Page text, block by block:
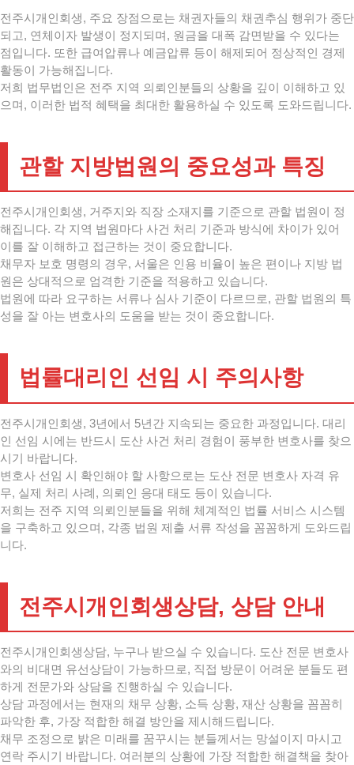
전주시개인회생, 주요 장점으로는 채권자들의 채권추심 행위가 중단
되고, 연체이자 발생이 정지되며, 원금을 대폭 감면받을 수 있다는
점입니다. 또한 급여압류나 예금압류 등이 해제되어 정상적인 경제
활동이 가능해집니다.
저희 법무법인은 전주 지역 의뢰인분들의 상황을 깊이 이해하고 있
으며, 이러한 법적 혜택을 최대한 활용하실 수 있도록 도와드립니다.
관할 지방법원의 중요성과 특징
전주시개인회생, 거주지와 직장 소재지를 기준으로 관할 법원이 정
해집니다. 각 지역 법원마다 사건 처리 기준과 방식에 차이가 있어
이를 잘 이해하고 접근하는 것이 중요합니다.
채무자 보호 명령의 경우, 서울은 인용 비율이 높은 편이나 지방 법
원은 상대적으로 엄격한 기준을 적용하고 있습니다.
법원에 따라 요구하는 서류나 심사 기준이 다르므로, 관할 법원의 특
성을 잘 아는 변호사의 도움을 받는 것이 중요합니다.
법률대리인 선임 시 주의사항
전주시개인회생, 3년에서 5년간 지속되는 중요한 과정입니다. 대리
인 선임 시에는 반드시 도산 사건 처리 경험이 풍부한 변호사를 찾으
시기 바랍니다.
변호사 선임 시 확인해야 할 사항으로는 도산 전문 변호사 자격 유
무, 실제 처리 사례, 의뢰인 응대 태도 등이 있습니다.
저희는 전주 지역 의뢰인분들을 위해 체계적인 법률 서비스 시스템
을 구축하고 있으며, 각종 법원 제출 서류 작성을 꼼꼼하게 도와드립
니다.
전주시개인회생상담, 상담 안내
전주시개인회생상담, 누구나 받으실 수 있습니다. 도산 전문 변호사
와의 비대면 유선상담이 가능하므로, 직접 방문이 어려운 분들도 편
하게 전문가와 상담을 진행하실 수 있습니다.
상담 과정에서는 현재의 채무 상황, 소득 상황, 재산 상황을 꼼꼼히
파악한 후, 가장 적합한 해결 방안을 제시해드립니다.
채무 조정으로 밝은 미래를 꿈꾸시는 분들께서는 망설이지 마시고
연락 주시기 바랍니다. 여러분의 상황에 가장 적합한 해결책을 찾아